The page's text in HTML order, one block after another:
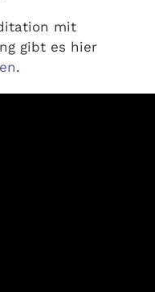
mit
gibt es hier
.